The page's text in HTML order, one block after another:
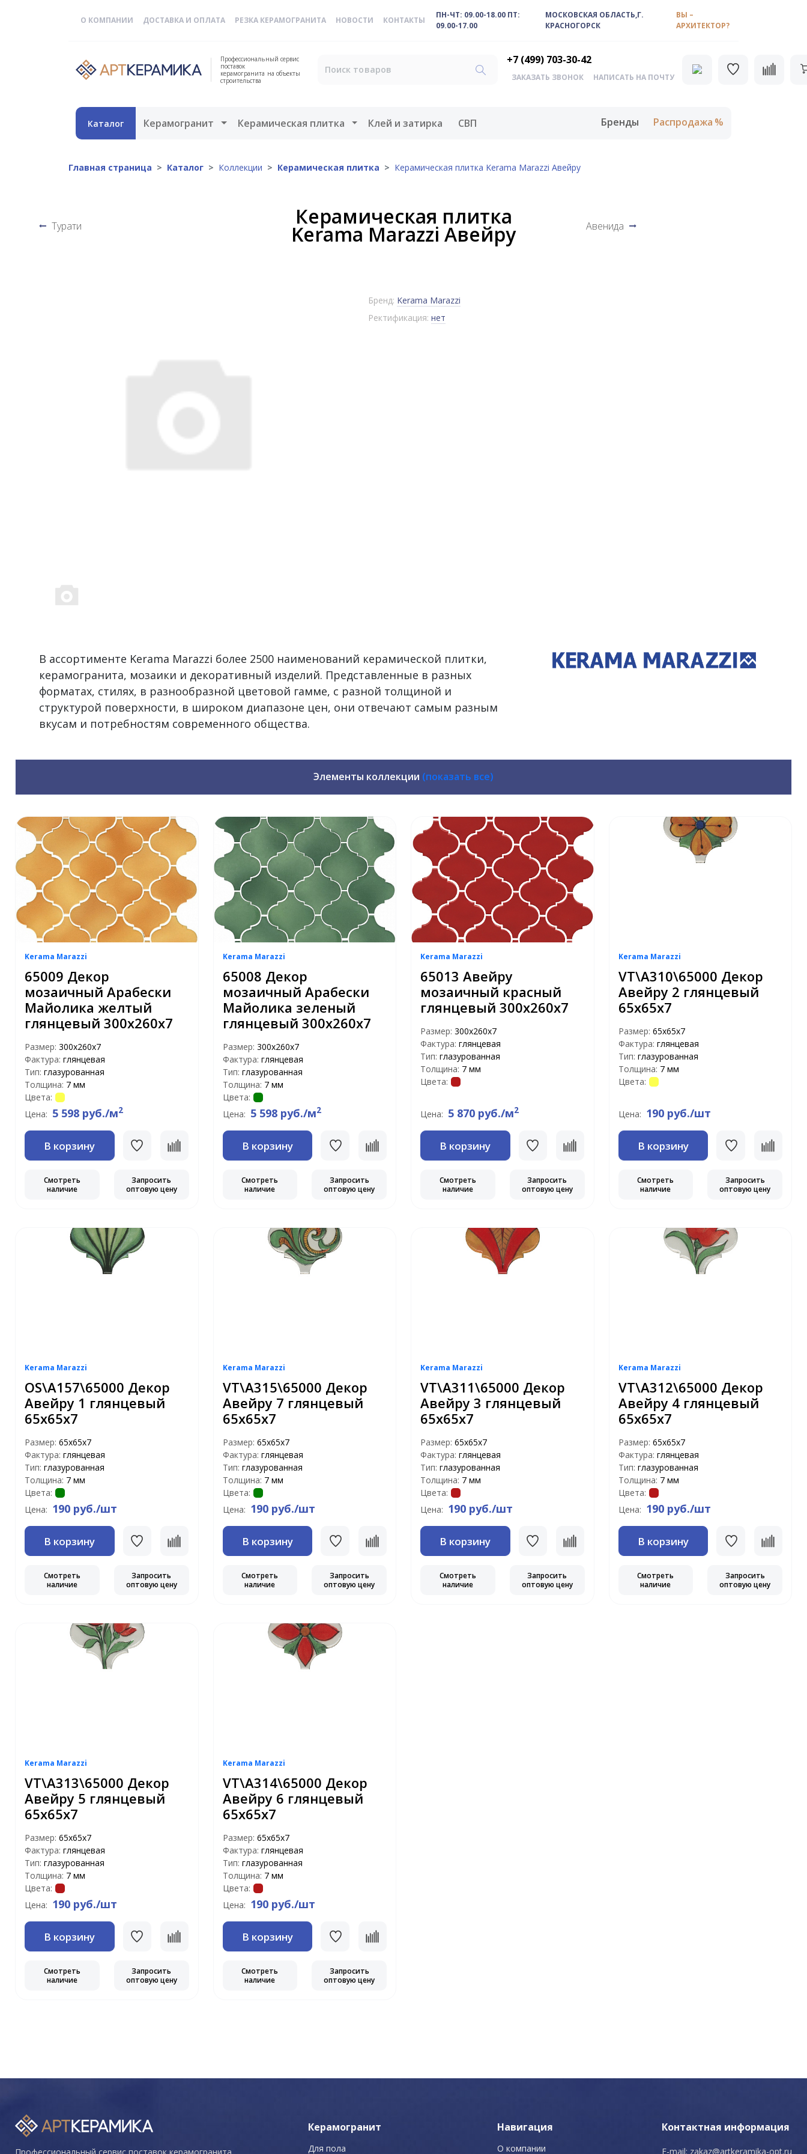
О КОМПАНИИ ДОСТАВКА И ОПЛАТА РЕЗКА КЕРАМОГРАНИТА НОВОСТИ КОНТАКТЫ
ПН-ЧТ: 09.00-18.00 ПТ:
09.00-17.00
МОСКОВСКАЯ ОБЛАСТЬ,Г.
КРАСНОГОРСК
ВЫ –
АРХИТЕКТОР?
Профессиональный сервис
поставок
керамогранита на объекты
строительства
+7 (499) 703-30-42
ЗАКАЗАТЬ ЗВОНОК НАПИСАТЬ НА ПОЧТУ
Каталог Керамогранит Открыть меню
Керамическая плитка Открыть меню
Клей и затирка СВП Бренды Распродажа
Главная страница Каталог Коллекции Керамическая плитка Керамическая плитка Kerama Marazzi Авейру
Турати Керамическая плитка
Kerama Marazzi Авейру Авенида
Бренд: Kerama Marazzi
Ректификация: нет
В ассортименте Kerama Marazzi более 2500 наименований керамической плитки,
керамогранита, мозаики и декоративный изделий. Представленные в разных
форматах, стилях, в разнообразной цветовой гамме, с разной толщиной и
структурой поверхности, в широком диапазоне цен, они отвечают самым разным
вкусам и потребностям современного общества.
Элементы коллекции (показать все)
Kerama Marazzi
65009 Декор
мозаичный Арабески
Майолика желтый
глянцевый 300х260х7
Размер: 300х260х7
Фактура: глянцевая
Тип: глазурованная
Толщина: 7 мм
Цвета:
Цена: 5 598 руб./м2
В корзину
Смотреть
наличие
Запросить
оптовую цену
Kerama Marazzi
65008 Декор
мозаичный Арабески
Майолика зеленый
глянцевый 300х260х7
Размер: 300х260х7
Фактура: глянцевая
Тип: глазурованная
Толщина: 7 мм
Цвета:
Цена: 5 598 руб./м2
В корзину
Смотреть
наличие
Запросить
оптовую цену
Kerama Marazzi
65013 Авейру
мозаичный красный
глянцевый 300х260х7
Размер: 300х260х7
Фактура: глянцевая
Тип: глазурованная
Толщина: 7 мм
Цвета:
Цена: 5 870 руб./м2
В корзину
Смотреть
наличие
Запросить
оптовую цену
Kerama Marazzi
VT\A310\65000 Декор
Авейру 2 глянцевый
65х65х7
Размер: 65х65х7
Фактура: глянцевая
Тип: глазурованная
Толщина: 7 мм
Цвета:
Цена: 190 руб./шт
В корзину
Смотреть
наличие
Запросить
оптовую цену
Kerama Marazzi
OS\A157\65000 Декор
Авейру 1 глянцевый
65х65х7
Размер: 65х65х7
Фактура: глянцевая
Тип: глазурованная
Толщина: 7 мм
Цвета:
Цена: 190 руб./шт
В корзину
Смотреть
наличие
Запросить
оптовую цену
Kerama Marazzi
VT\A315\65000 Декор
Авейру 7 глянцевый
65х65х7
Размер: 65х65х7
Фактура: глянцевая
Тип: глазурованная
Толщина: 7 мм
Цвета:
Цена: 190 руб./шт
В корзину
Смотреть
наличие
Запросить
оптовую цену
Kerama Marazzi
VT\A311\65000 Декор
Авейру 3 глянцевый
65х65х7
Размер: 65х65х7
Фактура: глянцевая
Тип: глазурованная
Толщина: 7 мм
Цвета:
Цена: 190 руб./шт
В корзину
Смотреть
наличие
Запросить
оптовую цену
Kerama Marazzi
VT\A312\65000 Декор
Авейру 4 глянцевый
65х65х7
Размер: 65х65х7
Фактура: глянцевая
Тип: глазурованная
Толщина: 7 мм
Цвета:
Цена: 190 руб./шт
В корзину
Смотреть
наличие
Запросить
оптовую цену
Kerama Marazzi
VT\A313\65000 Декор
Авейру 5 глянцевый
65х65х7
Размер: 65х65х7
Фактура: глянцевая
Тип: глазурованная
Толщина: 7 мм
Цвета:
Цена: 190 руб./шт
В корзину
Смотреть
наличие
Запросить
оптовую цену
Kerama Marazzi
VT\A314\65000 Декор
Авейру 6 глянцевый
65х65х7
Размер: 65х65х7
Фактура: глянцевая
Тип: глазурованная
Толщина: 7 мм
Цвета:
Цена: 190 руб./шт
В корзину
Смотреть
наличие
Запросить
оптовую цену
Керамогранит
Для пола
Навигация
О компании
Контактная информация
E-mail: zakaz@artkeramika-opt.ru